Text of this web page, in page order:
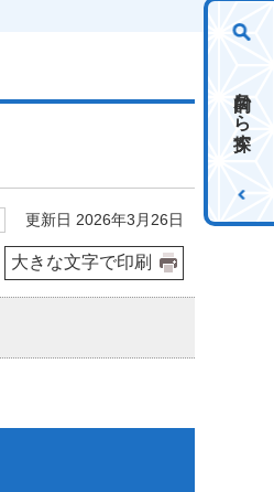
目的から探す
更新日 2026年3月26日
大きな文字で印刷